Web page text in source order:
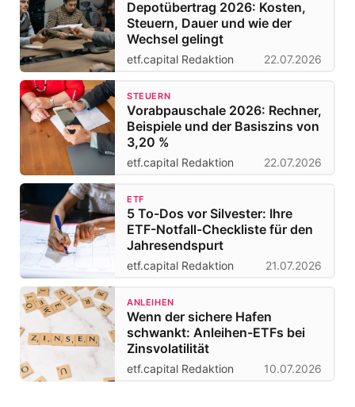
Depotübertrag 2026: Kosten,
Steuern, Dauer und wie der
Wechsel gelingt
etf.capital Redaktion 22.07.2026
STEUERN
Vorabpauschale 2026: Rechner,
Beispiele und der Basiszins von
3,20 %
etf.capital Redaktion 22.07.2026
ETF
5 To-Dos vor Silvester: Ihre
ETF-Notfall-Checkliste für den
Jahresendspurt
etf.capital Redaktion 21.07.2026
ANLEIHEN
Wenn der sichere Hafen
schwankt: Anleihen-ETFs bei
Zinsvolatilität
etf.capital Redaktion 10.07.2026